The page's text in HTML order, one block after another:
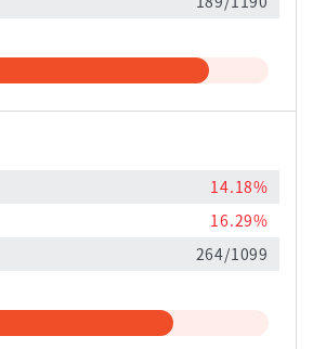
14.18%
16.29%
264/1099